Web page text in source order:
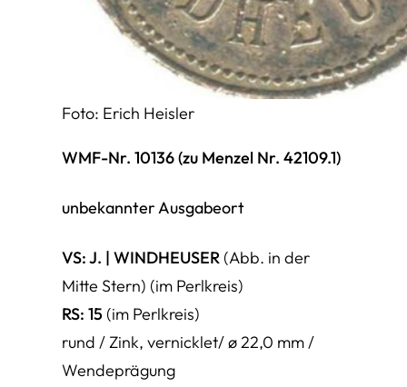
Foto: Erich Heisler
WMF-Nr. 10136 (zu Menzel Nr. 42109.1)
unbekannter Ausgabeort
VS:J. | WINDHEUSER (Abb. in der
Mitte Stern) (im Perlkreis)
RS: 15 (im Perlkreis)
rund / Zink, vernicklet/ ø 22,0 mm /
Wendeprägung